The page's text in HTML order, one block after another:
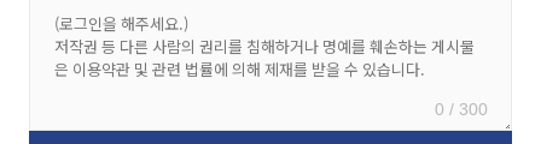
0 / 300